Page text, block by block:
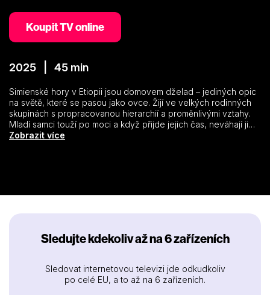
Koupit TV online
2025 | 45 min
Simienské hory v Etiopii jsou domovem dželad – jediných opic
na světě, které se pasou jako ovce. Žijí ve velkých rodinných
skupinách s propracovanou hierarchií a proměnlivými vztahy.
Mladí samci touží po moci a když přijde jejich čas, neváhají ji
získat násilím. Alfa samec čelí neustálému tlaku, protože musí
Zobrazit více
Sledujte kdekoliv až na 6 zařízeních
Sledovat internetovou televizi jde odkudkoliv
po celé EU, a to až na 6 zařízeních.